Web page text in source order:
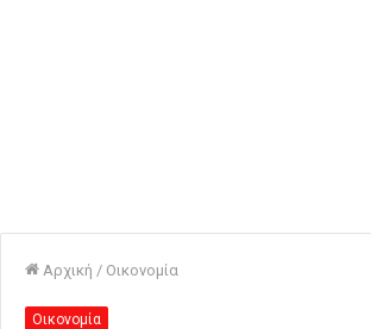
Αρχική / Οικονομία
Οικονομία